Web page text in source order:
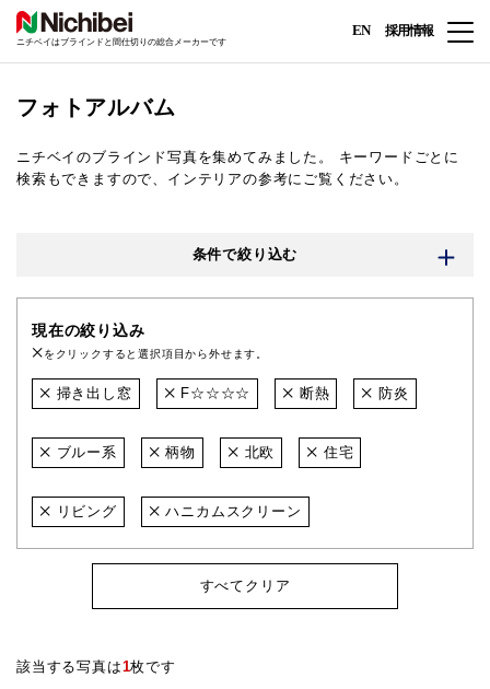
ニチベイはブラインドと間仕切りの総合メーカーです
EN 採用情報
フォトアルバム
ニチベイのブラインド写真を集めてみました。
キーワードごとに
検索もできますので、インテリアの参考にご覧ください。
条件で絞り込む
現在の絞り込み
をクリックすると選択項目から外せます。
掃き出し窓 F☆☆☆☆ 断熱 防炎
ブルー系 柄物 北欧 住宅
リビング ハニカムスクリーン
すべてクリア
該当する写真は1枚です